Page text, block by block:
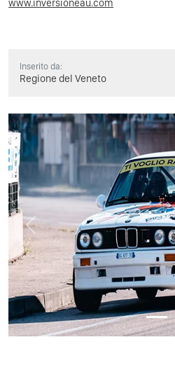
Inserito da:
Regione del Veneto
Previous